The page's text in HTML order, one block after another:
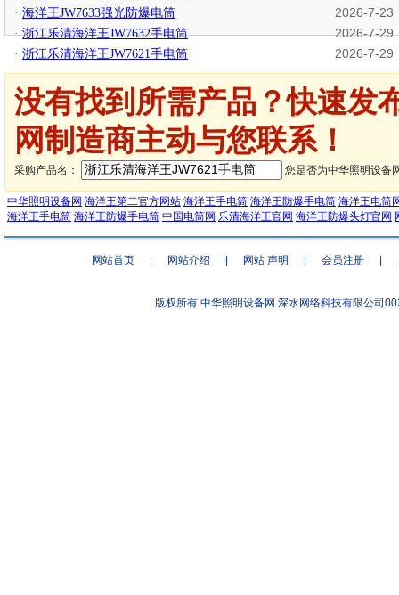
· 海洋王JW7633强光防爆电筒 2026-7-23
·浙江乐清海洋王JW7632手电筒 2026-7-29
· 浙江乐清海洋王JW7621手电筒 2026-7-29
没有找到所需产品？快速发
网制造商主动与您联系！
采购产品名： 您是否为中华照明设备
中华照明设备网 海洋王第二官方网站 海洋王手电筒 海洋王防爆手电筒 海洋王电筒
海洋王手电筒 海洋王防爆手电筒 中国电筒网 乐清海洋王官网 海洋王防爆头灯官网
网站首页 网站介绍 网站 声明 会员注册
版权所有 中华照明设备网深水网络科技有限公司